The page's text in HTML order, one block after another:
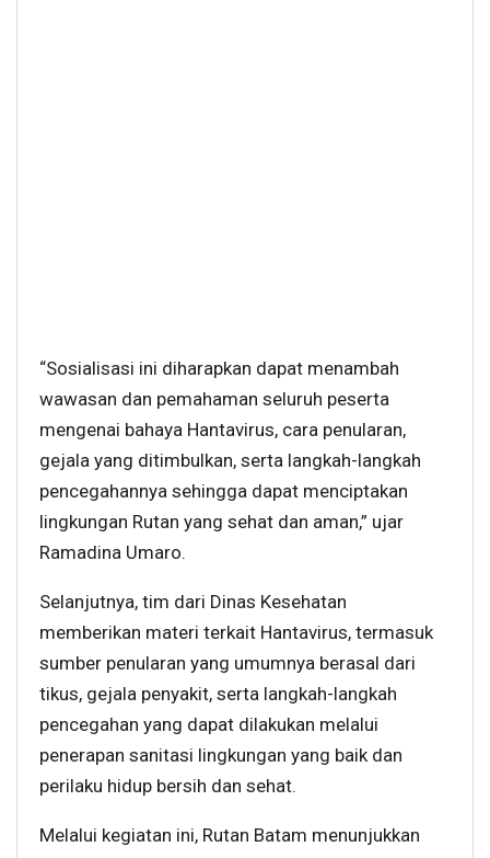
“Sosialisasi ini diharapkan dapat menambah
wawasan dan pemahaman seluruh peserta
mengenai bahaya Hantavirus, cara penularan,
gejala yang ditimbulkan, serta langkah-langkah
pencegahannya sehingga dapat menciptakan
lingkungan Rutan yang sehat dan aman,” ujar
Ramadina Umaro.
Selanjutnya, tim dari Dinas Kesehatan
memberikan materi terkait Hantavirus, termasuk
sumber penularan yang umumnya berasal dari
tikus, gejala penyakit, serta langkah-langkah
pencegahan yang dapat dilakukan melalui
penerapan sanitasi lingkungan yang baik dan
perilaku hidup bersih dan sehat.
Melalui kegiatan ini, Rutan Batam menunjukkan